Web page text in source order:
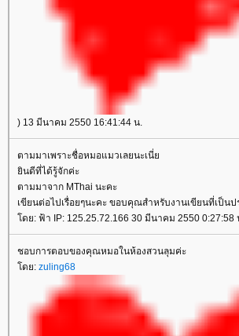
) 13 มีนาคม 2550 16:41:44 น.
ตามมาเพราะชื่อหมอแมวเลยนะเนี่
ินดีที่ได้รู้จักค่ะ
ตามมาจาก MThai นะคะ
เขียนต่อไปเรื่อยๆนะคะ ขอบคุณสำหรับงานเขียนที่เป็นป
ดย: ฟ้า IP: 125.25.72.166 30 มีนาคม 2550 0:27:58
ชอบการตอบของคุณหมอในห้องสวนลุมค่ะ
ดย: zuling68